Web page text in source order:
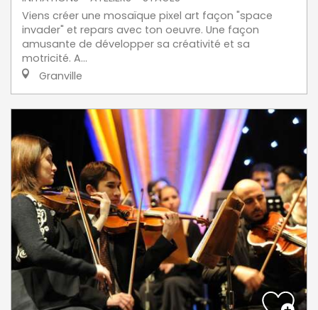
Viens créer une mosaïque pixel art façon "space
invader" et repars avec ton oeuvre. Une façon
amusante de développer sa créativité et sa
motricité. A...
Granville